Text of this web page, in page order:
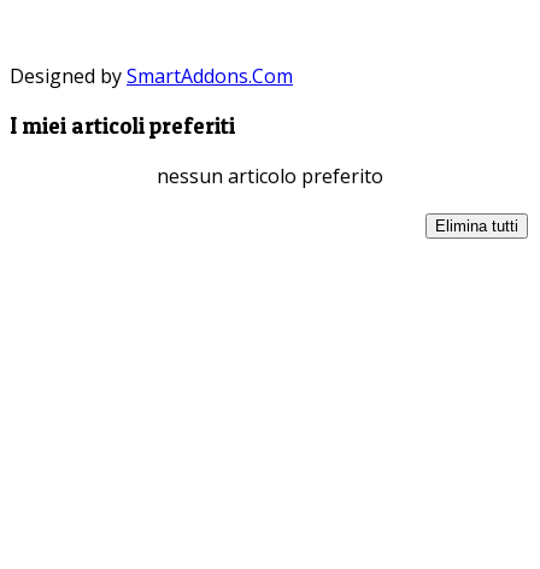
Designed bySmartAddons.Com
I miei articoli preferiti
nessun articolo preferito